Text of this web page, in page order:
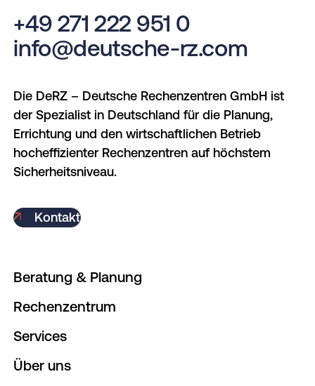
+49 271 222 951 0
info@deutsche-rz.com
Die DeRZ – Deutsche Rechenzentren GmbH ist
der Spezialist in Deutschland für die Planung,
Errichtung und den wirtschaftlichen Betrieb
hocheffizienter Rechenzentren auf höchstem
Sicherheitsniveau.
Kontakt
Beratung & Planung
Rechenzentrum
Services
Über uns